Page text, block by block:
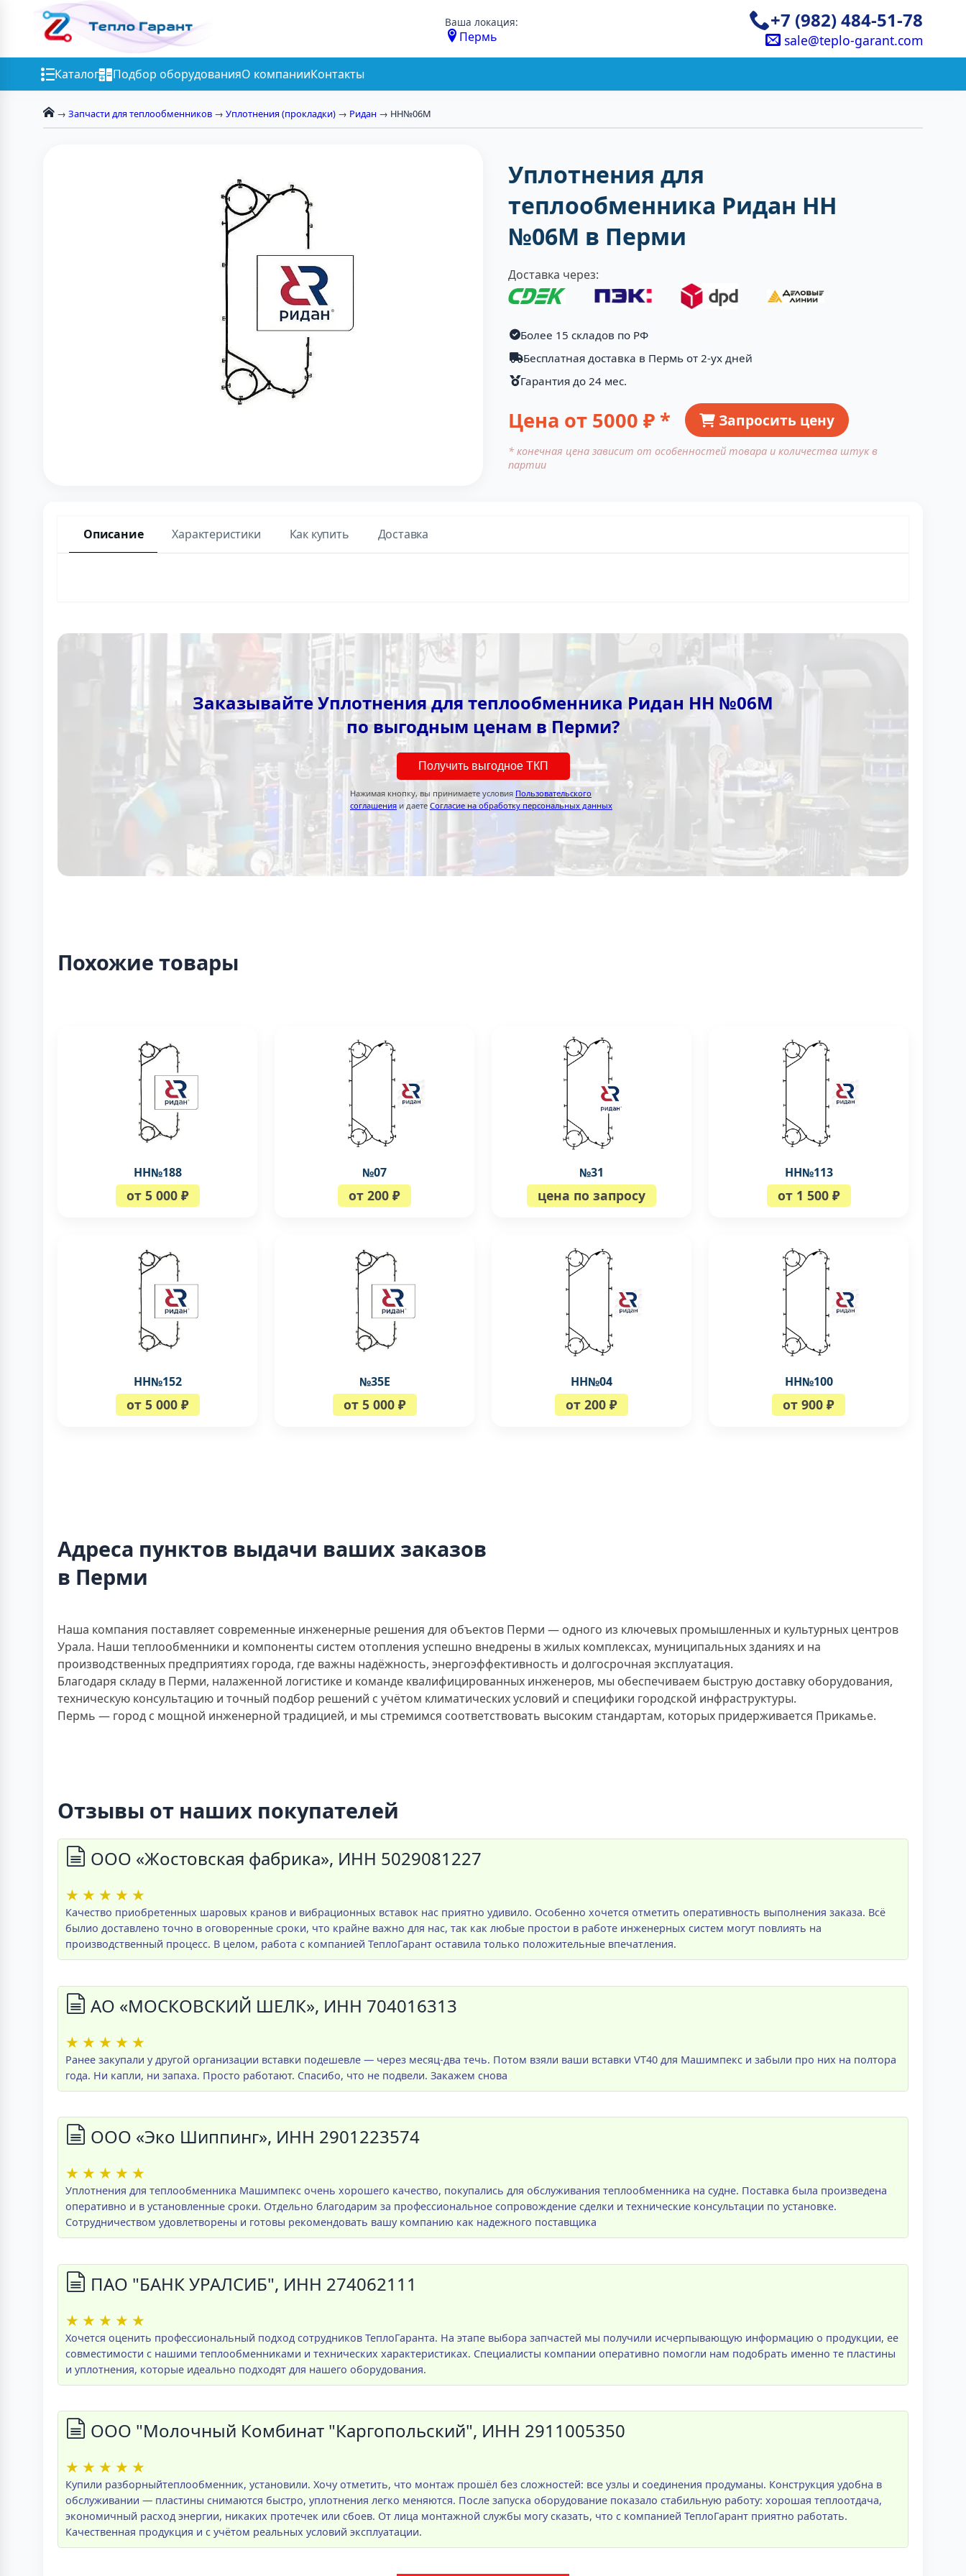
Ваша локация:
Пермь
+7 (982) 484-51-78
sale@teplo-garant.com
Каталог Подбор оборудованияО компанииКонтакты
→ Запчасти для теплообменников → Уплотнения (прокладки) → Ридан → НН№06М
Уплотнения для
теплообменника Ридан НН
№06М в Перми
Доставка через:
Более 15 складов по РФ
Бесплатная доставка в Пермь от 2-ух дней
Гарантия до 24 мес.
Цена от 5000 ₽ * Запросить цену
* конечная цена зависит от особенностей товара и количества штук в
партии
Описание Характеристики Как купить Доставка
Заказывайте Уплотнения для теплообменника Ридан НН №06М
по выгодным ценам в Перми?
Получить выгодное ТКП
Нажимая кнопку, вы принимаете условия Пользовательского
соглашения и даете Согласие на обработку персональных данных
Похожие товары
НН№188
от 5 000 ₽
№07
от 200 ₽
№31
цена по запросу
НН№113
от 1 500 ₽
НН№152
от 5 000 ₽
№35Е
от 5 000 ₽
НН№04
от 200 ₽
НН№100
от 900 ₽
Адреса пунктов выдачи ваших заказов
в Перми
Наша компания поставляет современные инженерные решения для объектов Перми — одного из ключевых промышленных и культурных центров
Урала. Наши теплообменники и компоненты систем отопления успешно внедрены в жилых комплексах, муниципальных зданиях и на
производственных предприятиях города, где важны надёжность, энергоэффективность и долгосрочная эксплуатация.
Благодаря складу в Перми, налаженной логистике и команде квалифицированных инженеров, мы обеспечиваем быструю доставку оборудования,
техническую консультацию и точный подбор решений с учётом климатических условий и специфики городской инфраструктуры.
Пермь — город с мощной инженерной традицией, и мы стремимся соответствовать высоким стандартам, которых придерживается Прикамье.
Отзывы от наших покупателей
ООО «Жостовская фабрика», ИНН 5029081227
★ ★ ★ ★ ★
Качество приобретенных шаровых кранов и вибрационных вставок нас приятно удивило. Особенно хочется отметить оперативность выполнения заказа. Всё
былио доставлено точно в оговоренные сроки, что крайне важно для нас, так как любые простои в работе инженерных систем могут повлиять на
производственный процесс. В целом, работа с компанией ТеплоГарант оставила только положительные впечатления.
АО «МОСКОВСКИЙ ШЕЛК», ИНН 704016313
★ ★ ★ ★ ★
Ранее закупали у другой организации вставки подешевле — через месяц-два течь. Потом взяли ваши вставки VT40 для Машимпекс и забыли про них на полтора
года. Ни капли, ни запаха. Просто работают. Спасибо, что не подвели. Закажем снова
ООО «Эко Шиппинг», ИНН 2901223574
★ ★ ★ ★ ★
Уплотнения для теплообменника Машимпекс очень хорошего качество, покупались для обслуживания теплообменника на судне. Поставка была произведена
оперативно и в установленные сроки. Отдельно благодарим за профессиональное сопровождение сделки и технические консультации по установке.
Сотрудничеством удовлетворены и готовы рекомендовать вашу компанию как надежного поставщика
ПАО "БАНК УРАЛСИБ", ИНН 274062111
★ ★ ★ ★ ★
Хочется оценить профессиональный подход сотрудников ТеплоГаранта. На этапе выбора запчастей мы получили исчерпывающую информацию о продукции, ее
совместимости с нашими теплообменниками и технических характеристиках. Специалисты компании оперативно помогли нам подобрать именно те пластины
и уплотнения, которые идеально подходят для нашего оборудования.
ООО "Молочный Комбинат "Каргопольский", ИНН 2911005350
★ ★ ★ ★ ★
Купили разборныйтеплообменник, установили. Хочу отметить, что монтаж прошёл без сложностей: все узлы и соединения продуманы. Конструкция удобна в
обслуживании — пластины снимаются быстро, уплотнения легко меняются. После запуска оборудование показало стабильную работу: хорошая теплоотдача,
экономичный расход энергии, никаких протечек или сбоев. От лица монтажной службы могу сказать, что с компанией ТеплоГарант приятно работать.
Качественная продукция и с учётом реальных условий эксплуатации.